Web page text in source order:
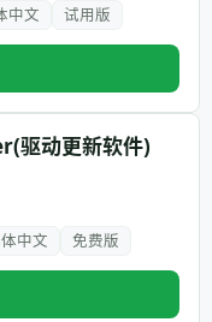
中文 试用版
驱动更新软件)
中文 免费版